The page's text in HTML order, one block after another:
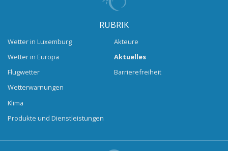
RUBRIK
Wetter in Luxemburg
Wetter in Europa
Flugwetter
Wetterwarnungen
Klima
Produkte und Dienstleistungen
Akteure
Aktuelles
Barrierefreiheit